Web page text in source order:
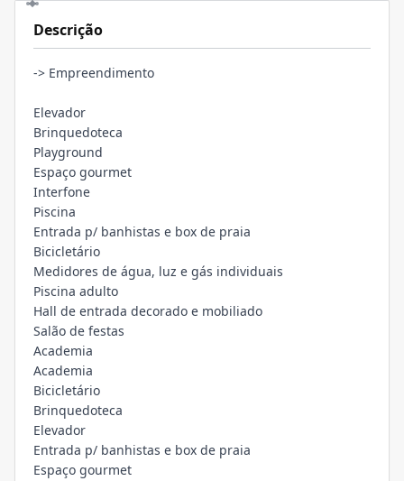
Descrição
-> Empreendimento
Elevador
Brinquedoteca
Playground
Espaço gourmet
Interfone
Piscina
Entrada p/ banhistas e box de praia
Bicicletário
Medidores de água, luz e gás individuais
Piscina adulto
Hall de entrada decorado e mobiliado
Salão de festas
Academia
Academia
Bicicletário
Brinquedoteca
Elevador
Entrada p/ banhistas e box de praia
Espaço gourmet